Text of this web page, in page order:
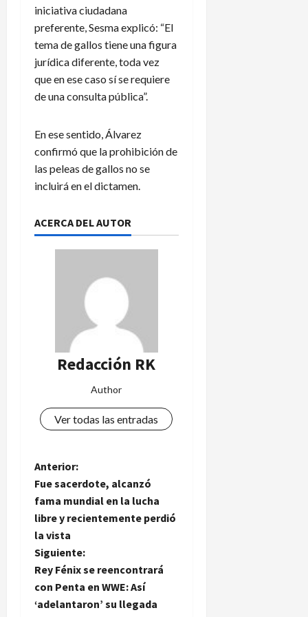
iniciativa ciudadana
preferente, Sesma explicó: “El
tema de gallos tiene una figura
jurídica diferente, toda vez
que en ese caso sí se requiere
de una consulta pública”.
En ese sentido, Álvarez
confirmó que la prohibición de
las peleas de gallos no se
incluirá en el dictamen.
ACERCA DEL AUTOR
Redacción RK
Author
Ver todas las entradas
N
a
v
e
g
Anterior:
Fue sacerdote, alcanzó
fama mundial en la lucha
libre y recientemente perdió
la vista
Siguiente:
Rey Fénix se reencontrará
con Penta en WWE: Así
‘adelantaron’ su llegada